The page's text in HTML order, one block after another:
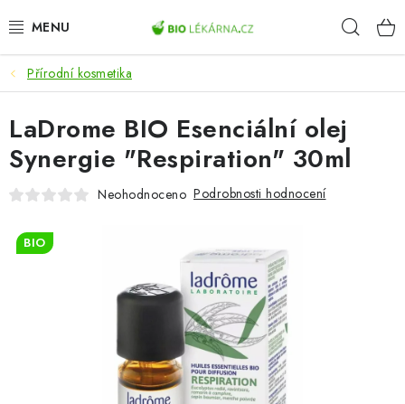
na
AKCE
DOPLŇKY STRAVY
PŘÍRODNÍ KOSMETIKA
ZDRAVOTNÍ OKRUHY
Přírodní kosmetika
LaDrome BIO Esenciální olej
Synergie "Respiration" 30ml
Neohodnoceno Podrobnosti hodnocení
BIO